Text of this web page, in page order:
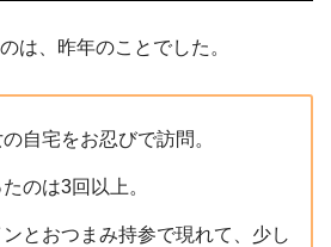
は、昨年のことでした。
自宅をお忍びで訪問。
のは3回以上。
とおつまみ持参で現れて、少し